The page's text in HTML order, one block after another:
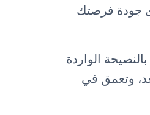
جودة فرصتك
الواردة
وتعمق في